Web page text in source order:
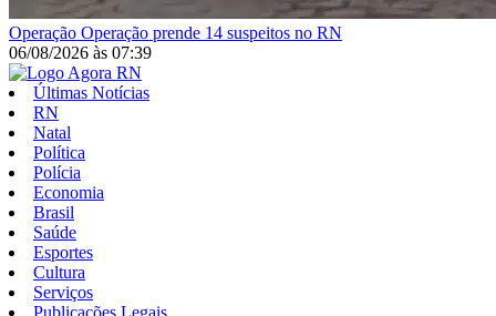
Operação Operação prende 14 suspeitos no RN
06/08/2026 às 07:39
Últimas Notícias
RN
Natal
Política
Polícia
Economia
Brasil
Saúde
Esportes
Cultura
Serviços
Publicações Legais